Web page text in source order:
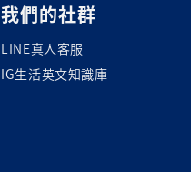
我們的社群
LINE真人客服
IG生活英文知識庫